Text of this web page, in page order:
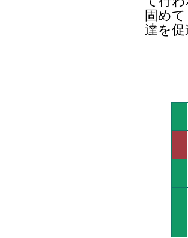
固め
達を